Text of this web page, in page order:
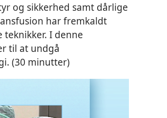
og sikkerhed samt dårlige
har fremkaldt
I denne
til at undgå
(30 minutter)